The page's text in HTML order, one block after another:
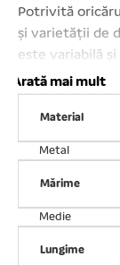
Potrivită
și varietății de
este variabilă
orice exemplar,
evitați
simplă și
siguranță a
persoane
prevăzută cu
plimbării cu
rezistent. Cu
Arată mai mult
Material
Metal
Mărime
Medie
Lungime